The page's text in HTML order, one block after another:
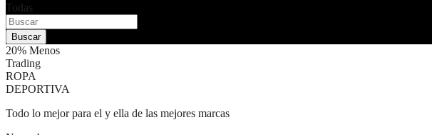
Todas
Buscar
20% Menos
Trading
ROPA
DEPORTIVA
Todo lo mejor para el y ella de las mejores marcas